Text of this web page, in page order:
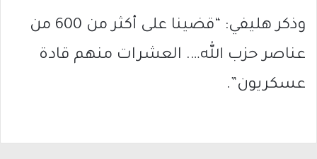
وذكر هليفي: “قضينا على أكثر من 600 من
عناصر حزب الله…. العشرات منهم قادة
عسكريون”.